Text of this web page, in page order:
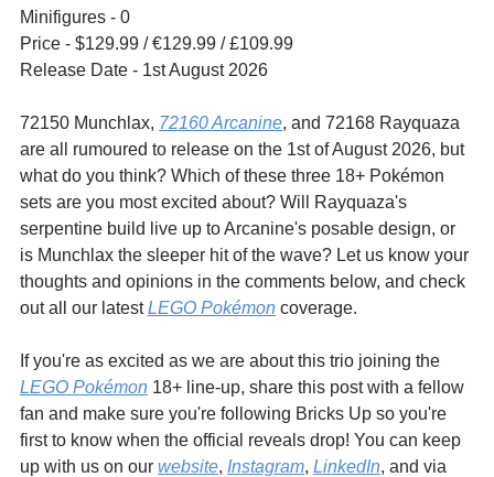
Minifigures - 0
Price - $129.99 / €129.99 / £109.99
Release Date - 1st August 2026
72150 Munchlax, 72160 Arcanine, and 72168 Rayquaza
are all rumoured to release on the 1st of August 2026, but
what do you think? Which of these three 18+ Pokémon
sets are you most excited about? Will Rayquaza's
serpentine build live up to Arcanine's posable design, or
is Munchlax the sleeper hit of the wave? Let us know your
thoughts and opinions in the comments below, and check
out all our latest LEGO Pokémon coverage.
If you're as excited as we are about this trio joining the
LEGO Pokémon 18+ line-up, share this post with a fellow
fan and make sure you're following Bricks Up so you're
first to know when the official reveals drop! You can keep
up with us on our website, Instagram, LinkedIn, and via